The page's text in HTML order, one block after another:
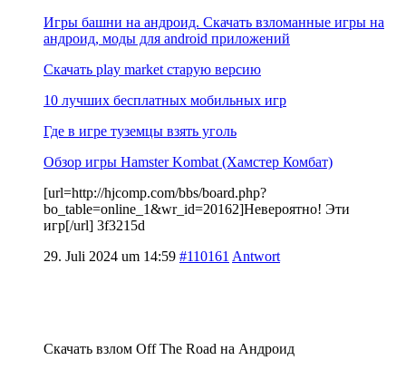
Игры башни на андроид. Скачать взломанные игры на
андроид, моды для android приложений
Скачать play market старую версию
10 лучших бесплатных мобильных игр
Где в игре туземцы взять уголь
Обзор игры Hamster Kombat (Хамстер Комбат)
[url=http://hjcomp.com/bbs/board.php?
bo_table=online_1&wr_id=20162]Невероятно! Эти
игр[/url] 3f3215d
29. Juli 2024 um 14:59 #110161 Antwort
Скачать взлом Off The Road на Андроид